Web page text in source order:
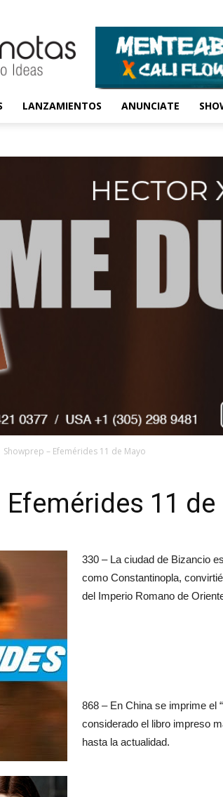
LANZAMIENTOS ANUNCIATE
Showprep – Efemérides 11 de Mayo
11 de
330 – La ciudad de Bizancio
como Constantinopla,
del Imperio Romano de
868 – En China se imprime el
considerado el libro impreso
hasta la actualidad.